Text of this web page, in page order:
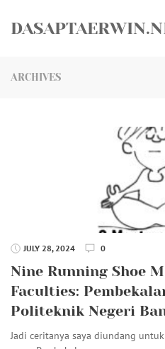
ARCHIVES
JULY 28, 2024 0
Nine Running Shoe
Faculties:
Politeknik Negeri
Jadi ceritanya saya diundang